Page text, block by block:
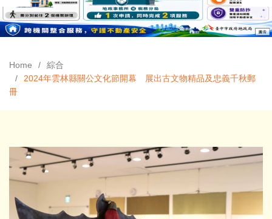
Home
綜合
2024年雲林縣關公文化節開幕 展出古文物精品及忠義千秋郵
冊